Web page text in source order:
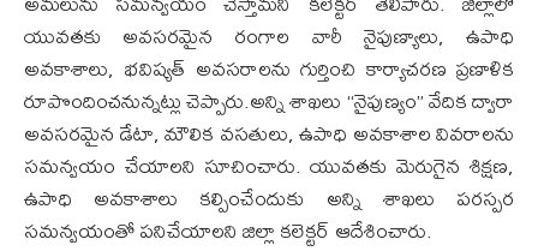
యువతకు అవసరమైన రంగాల వారీ నైపుణ్యాలు, ఉపాధి
అవకాశాలు, భవిష్యత్ అవసరాలను గుర్తించి కార్యాచరణ ప్రణాళిక
రూపొందించనున్నట్లు చెప్పారు.అన్ని శాఖలు “నైపుణ్యం” వేదిక ద్వారా
అవసరమైన డేటా, మౌలిక వసతులు, ఉపాధి అవకాశాల వివరాలను
సమన్వయం చేయాలని సూచించారు. యువతకు మెరుగైన శిక్షణ,
ఉపాధి అవకాశాలు కల్పించేందుకు అన్ని శాఖలు పరస్పర
సమన్వయంతో పనిచేయాలని జిల్లా కలెక్టర్ ఆదేశించారు.